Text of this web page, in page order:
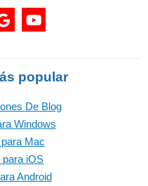
popular
De Blog
Windows
Mac
para iOS
Android